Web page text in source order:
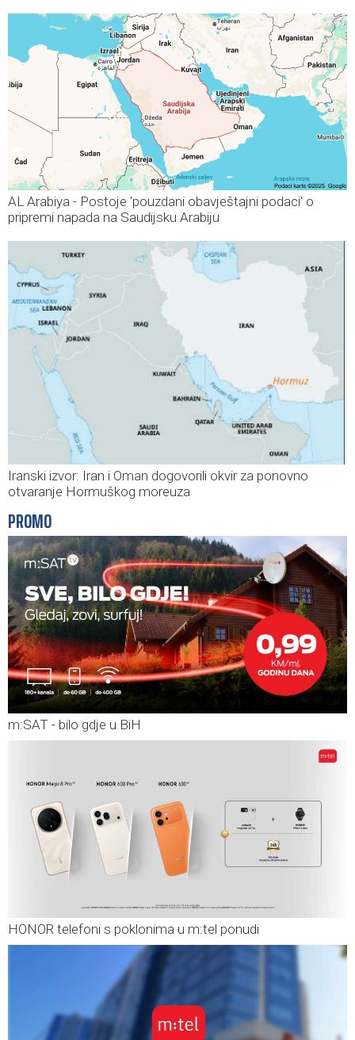
AL Arabiya - Postoje 'pouzdani obavještajni podaci' o
pripremi napada na Saudijsku Arabiju
Iranski izvor: Iran i Oman dogovorili okvir za ponovno
otvaranje Hormuškog moreuza
PROMO
m:SAT - bilo gdje u BiH
HONOR telefoni s poklonima u m:tel ponudi